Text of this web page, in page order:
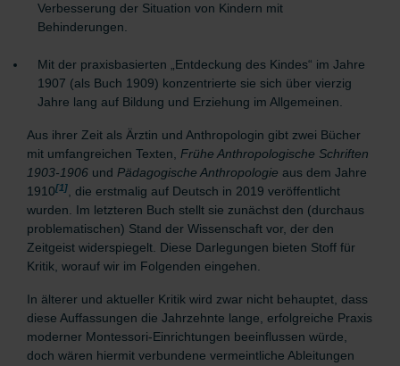
Verbesserung der Situation von Kindern mit
Behinderungen.
Mit der praxisbasierten „Entdeckung des Kindes“ im Jahre
1907 (als Buch 1909) konzentrierte sie sich über vierzig
Jahre lang auf Bildung und Erziehung im Allgemeinen.
Aus ihrer Zeit als Ärztin und Anthropologin gibt zwei Bücher
mit umfangreichen Texten, Frühe Anthropologische Schriften
1903-1906 und Pädagogische Anthropologie aus dem Jahre
1910[1]
, die erstmalig auf Deutsch in 2019 veröffentlicht
wurden. Im letzteren Buch stellt sie zunächst den (durchaus
problematischen) Stand der Wissenschaft vor, der den
Zeitgeist widerspiegelt. Diese Darlegungen bieten Stoff für
Kritik, worauf wir im Folgenden eingehen.
In älterer und aktueller Kritik wird zwar nicht behauptet, dass
diese Auffassungen die Jahrzehnte lange, erfolgreiche Praxis
moderner Montessori-Einrichtungen beeinflussen würde,
doch wären hiermit verbundene vermeintliche Ableitungen